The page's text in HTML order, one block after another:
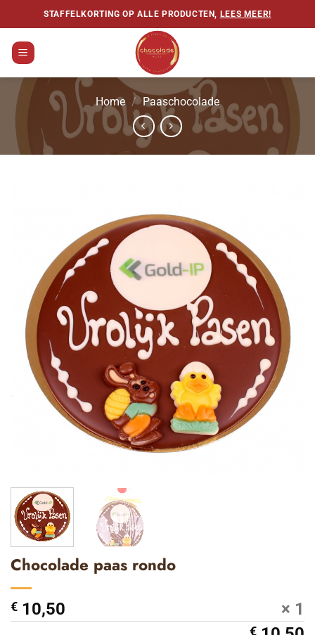
naar
inhoud
STAFFELKORTING OP ALLE PRODUCTEN, LEES MEER!
Home / Paaschocolade
Chocolade paas rondo
€ 10,50 × 1
€